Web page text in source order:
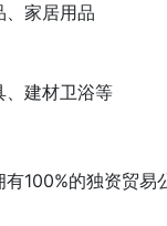
、家居用品
、建材卫浴等
有100%的独资贸